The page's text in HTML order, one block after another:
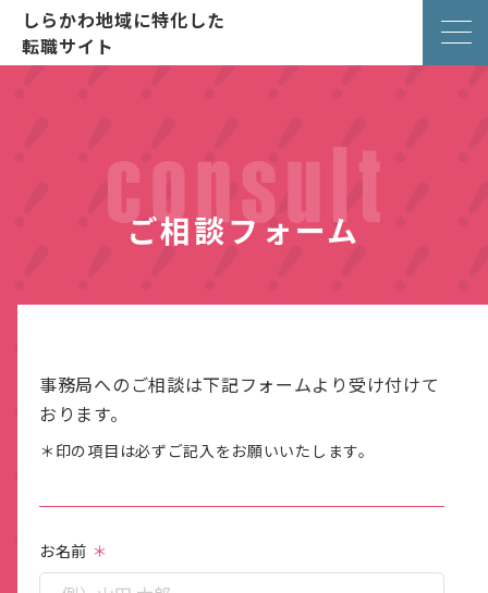
しらかわ地域に特化した
転職サイト
ご相談フォーム
事務局へのご相談は下記フォームより受け付けて
おります。
＊印の項目は必ずご記入をお願いいたします。
お名前